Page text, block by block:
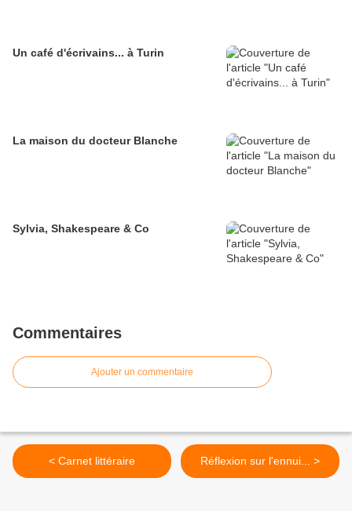
Un café d'écrivains... à Turin
La maison du docteur Blanche
Sylvia, Shakespeare & Co
Commentaires
Ajouter un commentaire
< Carnet littéraire Réflexion sur l'ennui... >